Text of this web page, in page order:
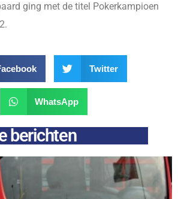
ging met de titel Pokerkampioen
Twitter
WhatsApp
berichten